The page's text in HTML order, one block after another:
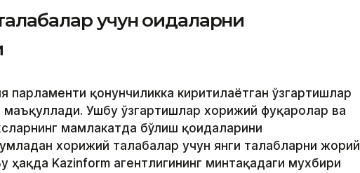
учун қоидаларни
парламенти қонунчиликка киритилаётган ўзгартишлар
маъқуллади. Ушбу ўзгартишлар хорижий фуқаролар ва
мамлакатда бўлиш қоидаларини
хорижий талабалар учун янги талабларни жорий
ҳақда Kazinform агентлигининг минтақадаги мухбири